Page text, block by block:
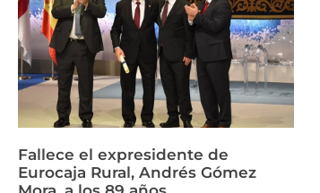
Fallece el expresidente de
Eurocaja Rural, Andrés Gómez